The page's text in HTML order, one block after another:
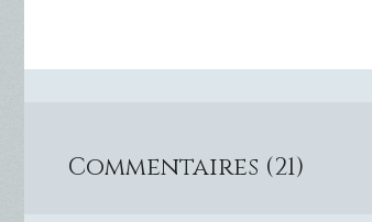
Commentaires (21)